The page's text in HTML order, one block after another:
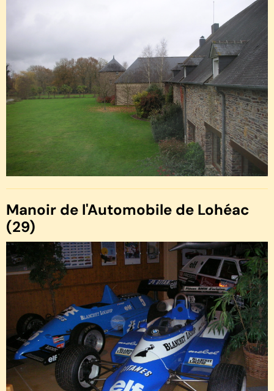
Manoir de l'Automobile de Lohéac
(29)